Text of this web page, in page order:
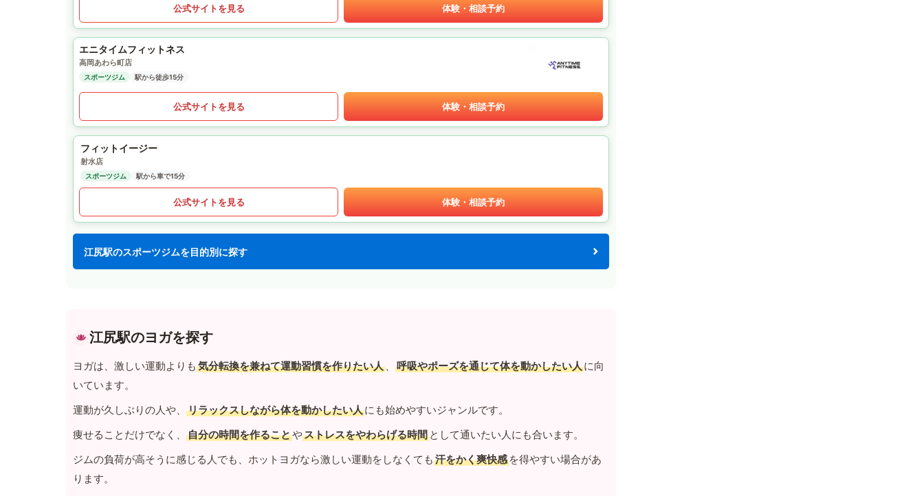
公式サイトを見る 体験・相談予約
エニタイムフィットネス
高岡あわら町店
スポーツジム 駅から徒歩15分
公式サイトを見る 体験・相談予約
フィットイージー
射水店
スポーツジム 駅から車で15分
公式サイトを見る 体験・相談予約
江尻駅のスポーツジムを目的別に探す
江尻駅のヨガを探す
ヨガは、激しい運動よりも 気分転換を兼ねて運動習慣を作りたい人 、 呼吸やポーズを通じて体を動かしたい人に向
いています。
運動が久しぶりの人や、
リラックスしながら体を動かしたい人にも始めやすいジャンルです。
痩せることだけでなく、
自分の時間を作ることやストレスをやわらげる時間 として通いたい人にも合います。
ジムの負荷が高そうに感じる人でも、ホットヨガなら激しい運動をしなくても 汗をかく爽快感 を得やすい場合があ
ります。